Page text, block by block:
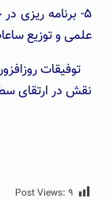
۵- برنامه
علمی و توزیع
توفیقات
نقش در ارتقای
Post Views: ۹